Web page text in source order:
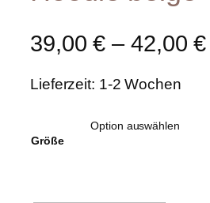
39,00€ –42,00€
Lieferzeit: 1-2 Wochen
Größe